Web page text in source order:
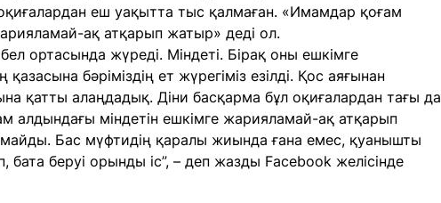
еш уақытта тыс қалмаған. «Имамдар қоғам
ақ атқарып жатыр» деді ол.
ортасында жүреді. Міндеті. Бірақ оны ешкімге
қазасына бәріміздің ет жүрегіміз езілді. Қос аяғынан
қатты алаңдадық. Діни басқарма бұл оқиғалардан тағы да
алдындағы міндетін ешкімге жарияламай-ақ атқарып
Бас мүфтидің қаралы жиында ғана емес, қуанышты
бата беруі орынды іс”, – деп жазды Facebook желісінде